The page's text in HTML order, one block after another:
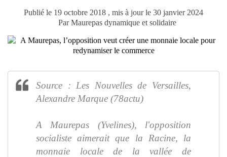
Publié le 19 octobre 2018 , mis à jour le 30 janvier 2024
Par Maurepas dynamique et solidaire
Source : Les Nouvelles de Versailles,
Alexandre Marque (78actu)
A Maurepas (Yvelines), l'opposition
socialiste aimerait que la Racine, la
monnaie locale de la vallée de